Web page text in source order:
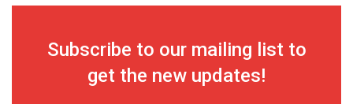
Subscribe to our mailing list to
get the new updates!